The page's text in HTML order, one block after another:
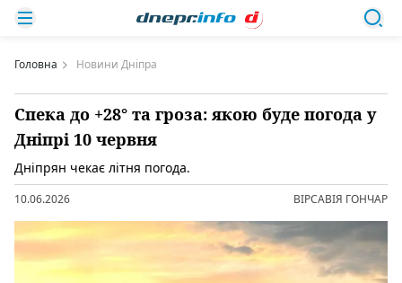
Головна Новини Дніпра
Спека до +28° та гроза: якою буде погода у
Дніпрі 10 червня
Дніпрян чекає літня погода.
10.06.2026 ВІРСАВІЯ ГОНЧАР